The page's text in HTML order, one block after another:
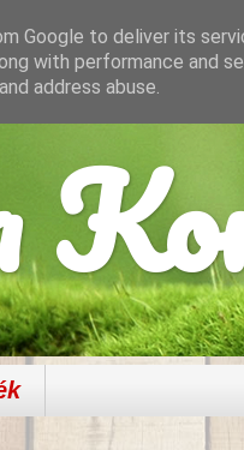
Google to deliver its
with performance and
address abuse.